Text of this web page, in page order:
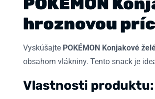
hroznovou
Vyskúšajte POKÉMON Konjakové
obsahom vlákniny. Tento snack je
Vlastnosti produktu: